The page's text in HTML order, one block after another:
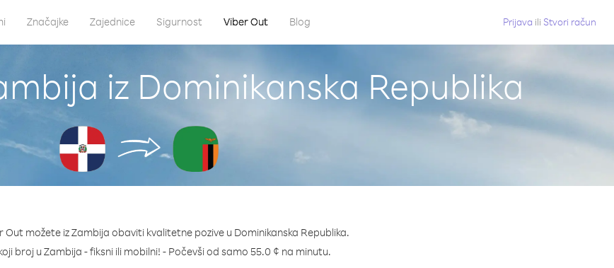
Značajke Zajednice Sigurnost Viber Out Blog Prijava ili Stvori račun
iz Dominikanska Republika
Out možete iz Zambija obaviti kvalitetne pozive u Dominikanska Republika.
broj u Zambija - fiksni ili mobilni! - Počevši od samo 55.0 ¢ na minutu.